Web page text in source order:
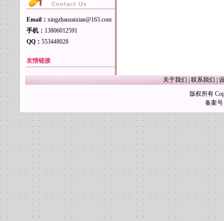
Email： xingzhanzaixian@163.com
手机： 13806012591
QQ： 553448028
友情链接
关于我们 联系我们
版权所有
备案号